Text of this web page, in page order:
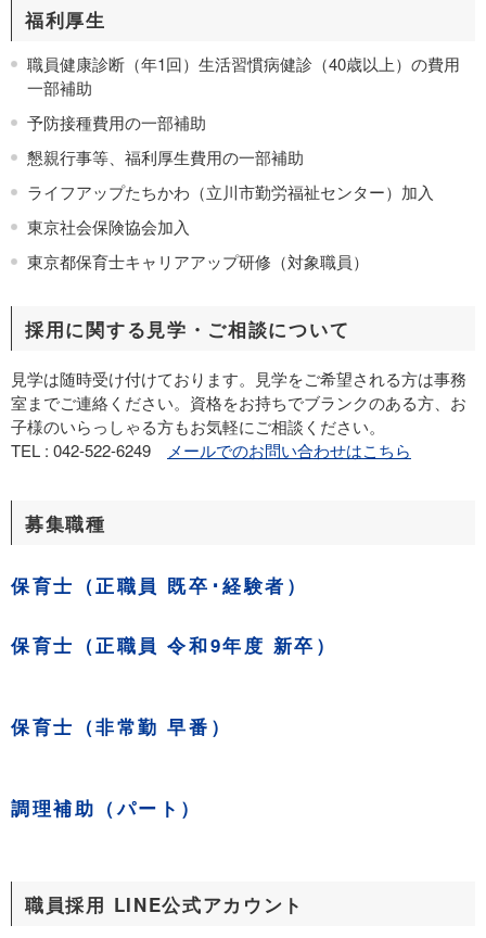
福利厚生
職員健康診断（年1回）生活習慣病健診（40歳以上）の費用
一部補助
予防接種費用の一部補助
懇親行事等、福利厚生費用の一部補助
ライフアップたちかわ（立川市勤労福祉センター）加入
東京社会保険協会加入
東京都保育士キャリアアップ研修（対象職員）
採用に関する見学・ご相談について
見学は随時受け付けております。見学をご希望される方は事務
室までご連絡ください。資格をお持ちでブランクのある方、お
子様のいらっしゃる方もお気軽にご相談ください。
TEL : 042-522-6249 メールでのお問い合わせはこちら
募集職種
保育士（正職員 既卒･経験者）
保育士（正職員 令和9年度 新卒）
保育士（非常勤 早番）
調理補助（パート）
職員採用 LINE公式アカウント